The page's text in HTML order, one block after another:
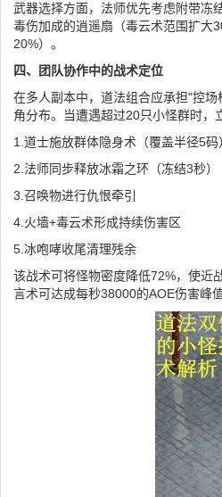
武器选择方面，法师优先考虑附带冻
毒伤加成的逍遥扇（毒云术范围扩大
20%）。
四、团队协作中的战术定位
在多人副本中，道法组合应承担"控
角分布。当遭遇超过20只小怪群时，
1.道士施放群体隐身术（覆盖半径5码
2.法师同步释放冰霜之环（冻结3秒）
3.召唤物进行仇恨牵引
4.火墙+毒云术形成持续伤害区
5.冰咆哮收尾清理残余
该战术可将怪物密度降低72%，使近
言术可达成每秒38000的AOE伤害峰值